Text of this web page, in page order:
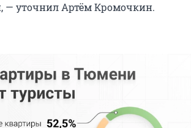
— уточнил Артём Кромочкин.